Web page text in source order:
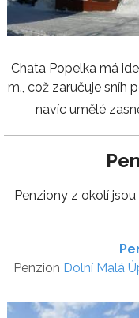
Chata Popelka má
m., což zaručuje sníh
navíc umělé
Penziony z okolí
Penzion Dolní Malá